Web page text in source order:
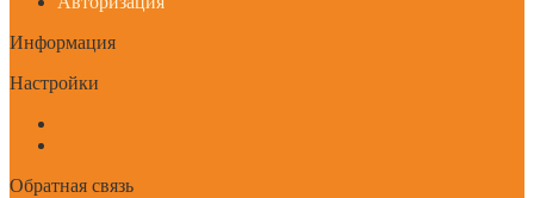
Информация
Настройки
Обратная связь